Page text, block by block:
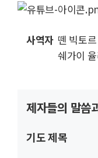
사역자 뗀 빅토
쉐가이
제자들의 말씀
기도 제목